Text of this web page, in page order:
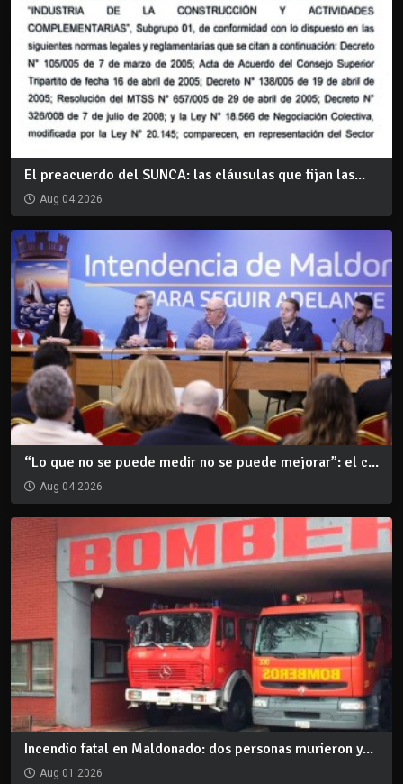
El preacuerdo del SUNCA: las cláusulas que fijan las...
Aug 04 2026
“Lo que no se puede medir no se puede mejorar”: el c...
Aug 04 2026
Incendio fatal en Maldonado: dos personas murieron y...
Aug 01 2026